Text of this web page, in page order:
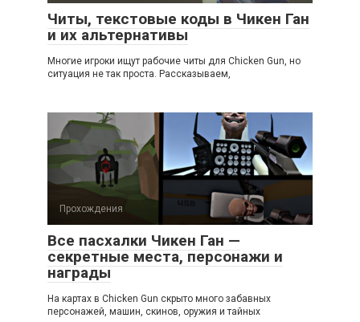
Читы, текстовые коды в Чикен Ган
и их альтернативы
Многие игроки ищут рабочие читы для Chicken Gun, но
ситуация не так проста. Рассказываем,
Прохождения
Все пасхалки Чикен Ган —
секретные места, персонажи и
награды
На картах в Chicken Gun скрыто много забавных
персонажей, машин, скинов, оружия и тайных